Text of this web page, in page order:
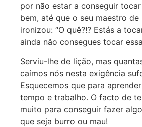
por não estar a conseguir
bem, até que o seu maestro de
ironizou: “O quê?!? Estás a
ainda não consegues tocar
Serviu-lhe de lição, mas
caímos nós nesta exigência
Esquecemos que para
tempo e trabalho. O facto de
muito para conseguir fazer
que seja burro ou mau!